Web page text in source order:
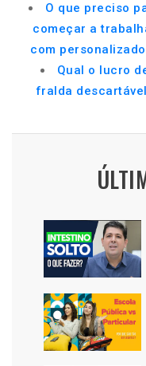
O que preciso
começar a
com
Qual o lucro
fralda